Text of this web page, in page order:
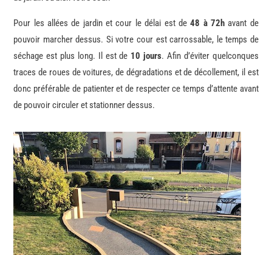
Pour les allées de jardin et cour le délai est de48 à 72havant de
pouvoir marcher dessus. Si votre cour est carrossable, le temps de
séchage est plus long. Il est de 10 jours. Afin d’éviter quelconques
traces de roues de voitures, de dégradations et de décollement, il est
donc préférable de patienter et de respecter ce temps d’attente avant
de pouvoir circuler et stationner dessus.